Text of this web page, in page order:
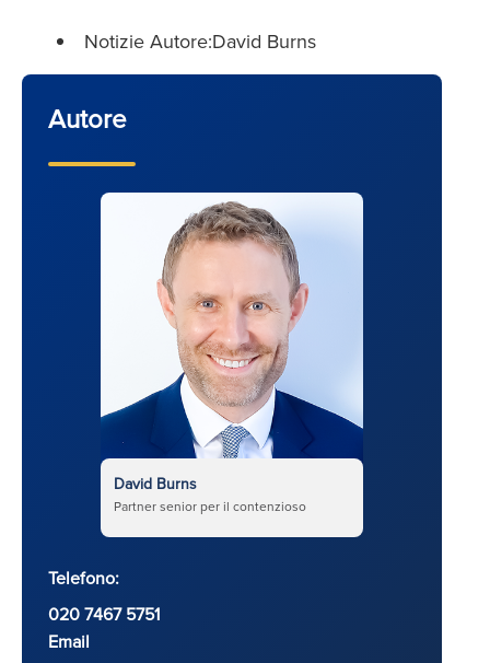
Notizie Autore:David Burns
Autore
David Burns
Partner senior per il contenzioso
Telefono:
020 7467 5751
Email